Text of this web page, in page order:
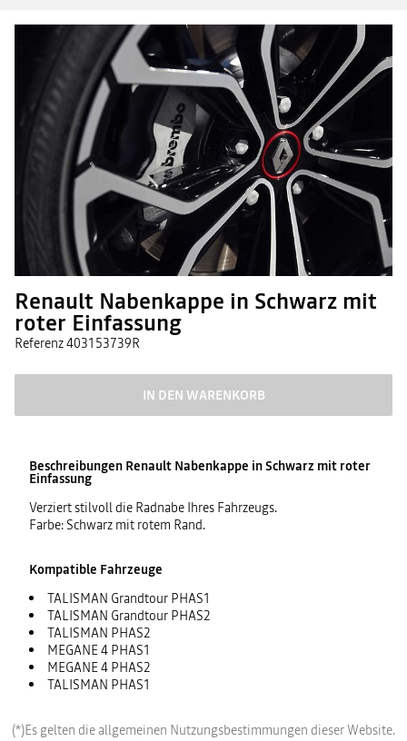
Renault Nabenkappe in Schwarz mit
roter Einfassung
Referenz403153739R
IN DEN WARENKORB
Beschreibungen Renault Nabenkappe in Schwarz mit roter
Einfassung
Verziert stilvoll die Radnabe Ihres Fahrzeugs.
Farbe: Schwarz mit rotem Rand.
Kompatible Fahrzeuge
TALISMAN Grandtour PHAS1
TALISMAN Grandtour PHAS2
TALISMAN PHAS2
MEGANE 4 PHAS1
MEGANE 4 PHAS2
TALISMAN PHAS1
(*)Es gelten die allgemeinen Nutzungsbestimmungen dieser Website.